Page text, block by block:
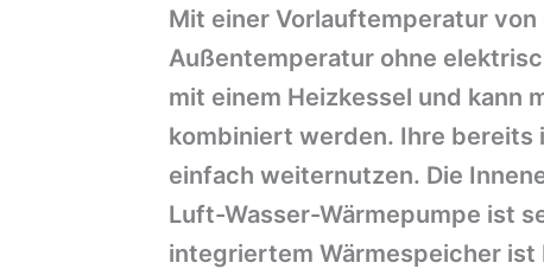
Mit einer Vorlauftemperatur von
Außentemperatur ohne
mit einem Heizkessel und kann
kombiniert werden. Ihre bereits
einfach weiternutzen. Die
Luft-Wasser-Wärmepumpe ist
integriertem Wärmespeicher